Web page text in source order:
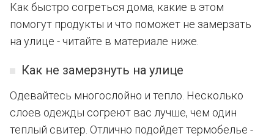
Как быстро согреться дома, какие в этом
помогут продукты и что поможет не замерзать
на улице - читайте в материале ниже.
Как не замерзнуть на улице
Одевайтесь многослойно и тепло. Несколько
слоев одежды согреют вас лучше, чем один
теплый свитер. Отлично подойдет термобелье -